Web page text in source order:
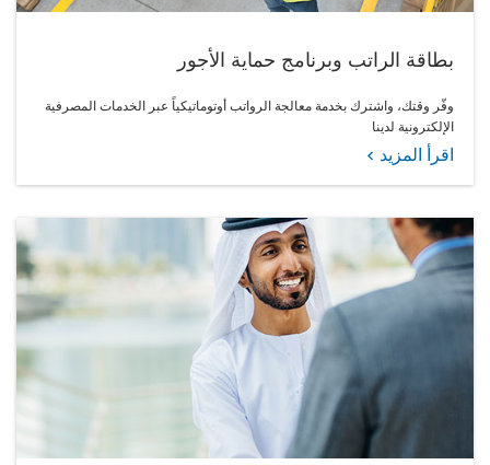
بطاقة الراتب وبرنامج حماية الأجور
وفّر وقتك، واشترك بخدمة معالجة الرواتب أوتوماتيكياً عبر الخدمات المصرفية
الإلكترونية لدينا
اقرأ المزيد